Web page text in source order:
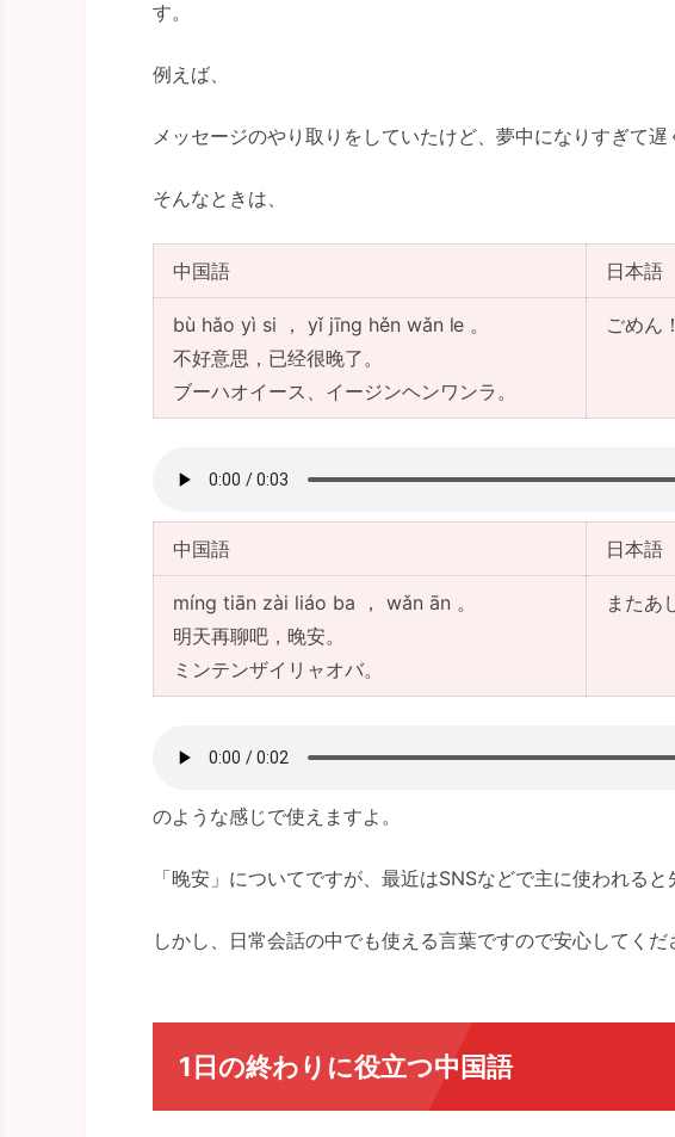
す。
例えば、
メッセージのやり取りをしていたけど、夢中になりすぎて遅
そんなときは、
中国語 日本語
bù hǎo yì si ， yǐ jīng hěn wǎn le 。
不好意思，已经很晚了。
ブーハオイース、イージンヘンワンラ。
ごめん
中国語 日本語
míng tiān zài liáo ba ， wǎn ān 。
明天再聊吧，晚安。
ミンテンザイリャオバ。
またあ
のような感じで使えますよ。
「晚安」についてですが、最近はSNSなどで主に使われると
しかし、日常会話の中でも使える言葉ですので安心してくだ
1日の終わりに役立つ中国語